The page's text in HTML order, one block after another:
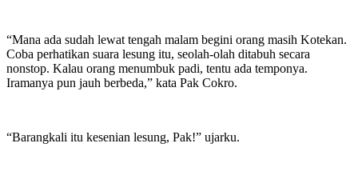
“Mana ada sudah lewat tengah malam begini orang masih Kotekan.
Coba perhatikan suara lesung itu, seolah-olah ditabuh secara
nonstop. Kalau orang menumbuk padi, tentu ada temponya.
Iramanya pun jauh berbeda,” kata Pak Cokro.
“Barangkali itu kesenian lesung, Pak!” ujarku.